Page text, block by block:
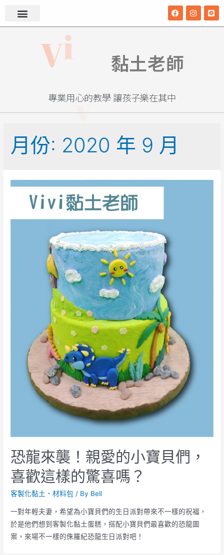
Vi 黏土老師
專業用心的教學 讓孩子樂在其中
月份: 2020 年 9 月
恐龍來襲！親愛的小寶貝們，
喜歡這樣的驚喜嗎？
客製化黏土、材料包 / By Bell
一對年輕夫妻，希望為小寶貝們的生日派對帶來不一樣的祝福，
於是他們想到客製化黏土蛋糕，搭配小寶貝們最喜歡的恐龍圖
案，來場不一樣的侏羅紀恐龍生日派對吧！